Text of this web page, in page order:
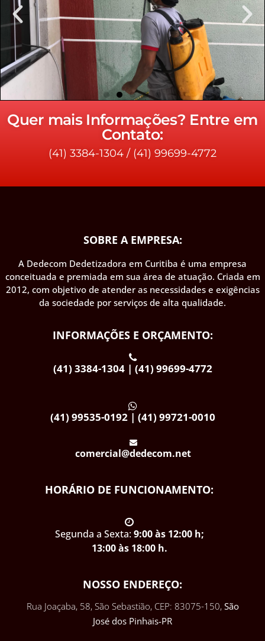
Quer mais Informações? Entre em
Contato:
(41) 3384-1304 / (41) 99699-4772
SOBRE A EMPRESA:
A Dedecom Dedetizadora em Curitiba é uma empresa
conceituada e premiada em sua área de atuação. Criada em
2012, com objetivo de atender as necessidades e exigências
da sociedade por serviços de alta qualidade.
INFORMAÇÕES E ORÇAMENTO:
(41) 3384-1304 | (41) 99699-4772
(41) 99535-0192 | (41) 99721-0010
comercial@dedecom.net
HORÁRIO DE FUNCIONAMENTO:
Segunda a Sexta:9:00 às 12:00 h;
13:00 às 18:00 h.
NOSSO ENDEREÇO:
Rua Joaçaba, 58, São Sebastião, CEP: 83075-150, São
José dos Pinhais-PR